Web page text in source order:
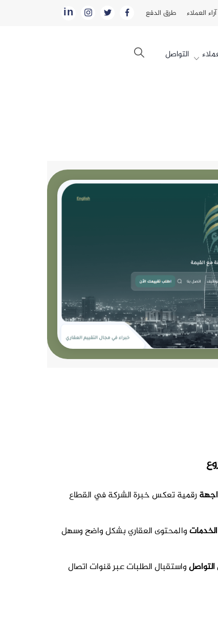
آراء العملاء طرق الدفع in
التواصل
رقمية تعكس خبرة الشركة في القطاع
والمحتوى العقاري بشكل واضح وسهل
واستقبال الطلبات عبر قنوات اتصال